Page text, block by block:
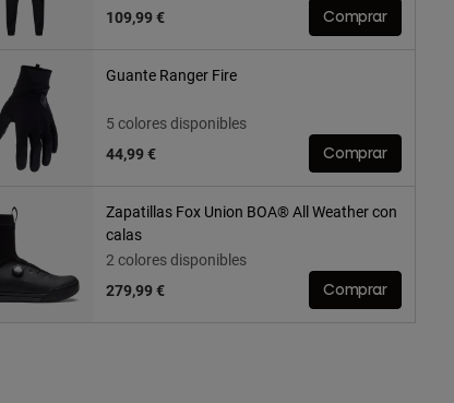
109,99 € Comprar
Guante Ranger Fire
5 colores disponibles
44,99 €
Comprar
Zapatillas Fox Union BOA® All Weather con
calas
2 colores disponibles
279,99 €
Comprar